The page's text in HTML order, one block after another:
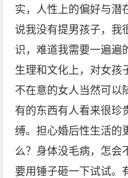
实，人性上的偏好与潜
说我没有提男孩子，我
识，难道我需要一遍遍
生理和文化上，对女孩
不在意的女人当然可以
有的东西有人看来很珍
缚。担心婚后性生活的
么？身体没毛病，怎会
要用锤子砸一下试试。